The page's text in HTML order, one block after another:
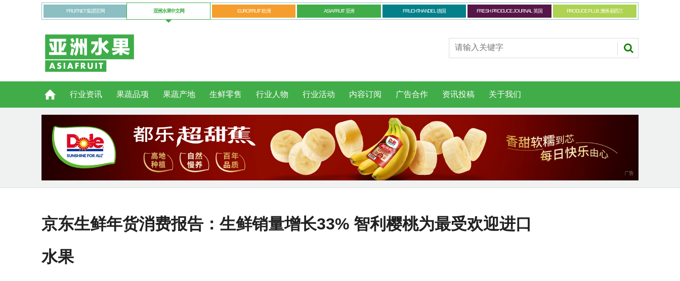
FRUITNET 集团官网 亚洲水果中文网 EUROFRUIT 欧洲 ASIAFRUIT 亚洲 FRUCHTHANDEL 德国 FRESH PRODUCE JOURNAL 英国 PRODUCE PLUS 澳洲-新西兰
行业资讯 果蔬品项 果蔬产地 生鲜零售 行业人物 行业活动 内容订阅 广告合作 资讯投稿 关于我们
京东生鲜年货消费报告：生鲜销量增长33% 智利樱桃为最受欢迎进口
水果